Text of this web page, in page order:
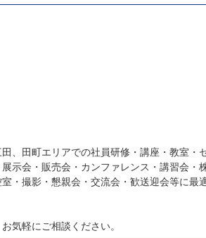
、田町エリアでの社員研修・講座・教室・
示会・販売会・カンファレンス・講習会・
・撮影・懇親会・交流会・歓送迎会等に最
気軽にご相談ください。